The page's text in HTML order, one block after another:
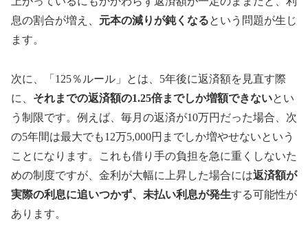
息の割合が増え、 元本の減りが鈍くなるという問題が生じ
ます。
次に、「125％ルール」とは、5年後に返済額を見直す際
に、 それまでの返済額の1.25倍までしか増額できないとい
う制限です。例えば、毎月の返済が10万円だった場合、次
の5年間は最大でも12万5,000円までしか増やせないという
ことになります。これも借り手の負担を急に重くしないた
めの制度ですが、金利が大幅に上昇した場合には返済額が
実際の利息に追いつかず、未払い利息が発生する可能性が
あります。